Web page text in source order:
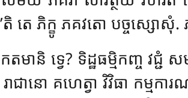
េ’’តិ តេ ភិក្ខូ ភគវតោ បច្ចស្សោ
. កតមានិ ទ្វេ? ទិដ្ឋធម្មិកញ្ច វជ្ជំ
ជានោ គហេត្វា វិវិធា កម្មការ